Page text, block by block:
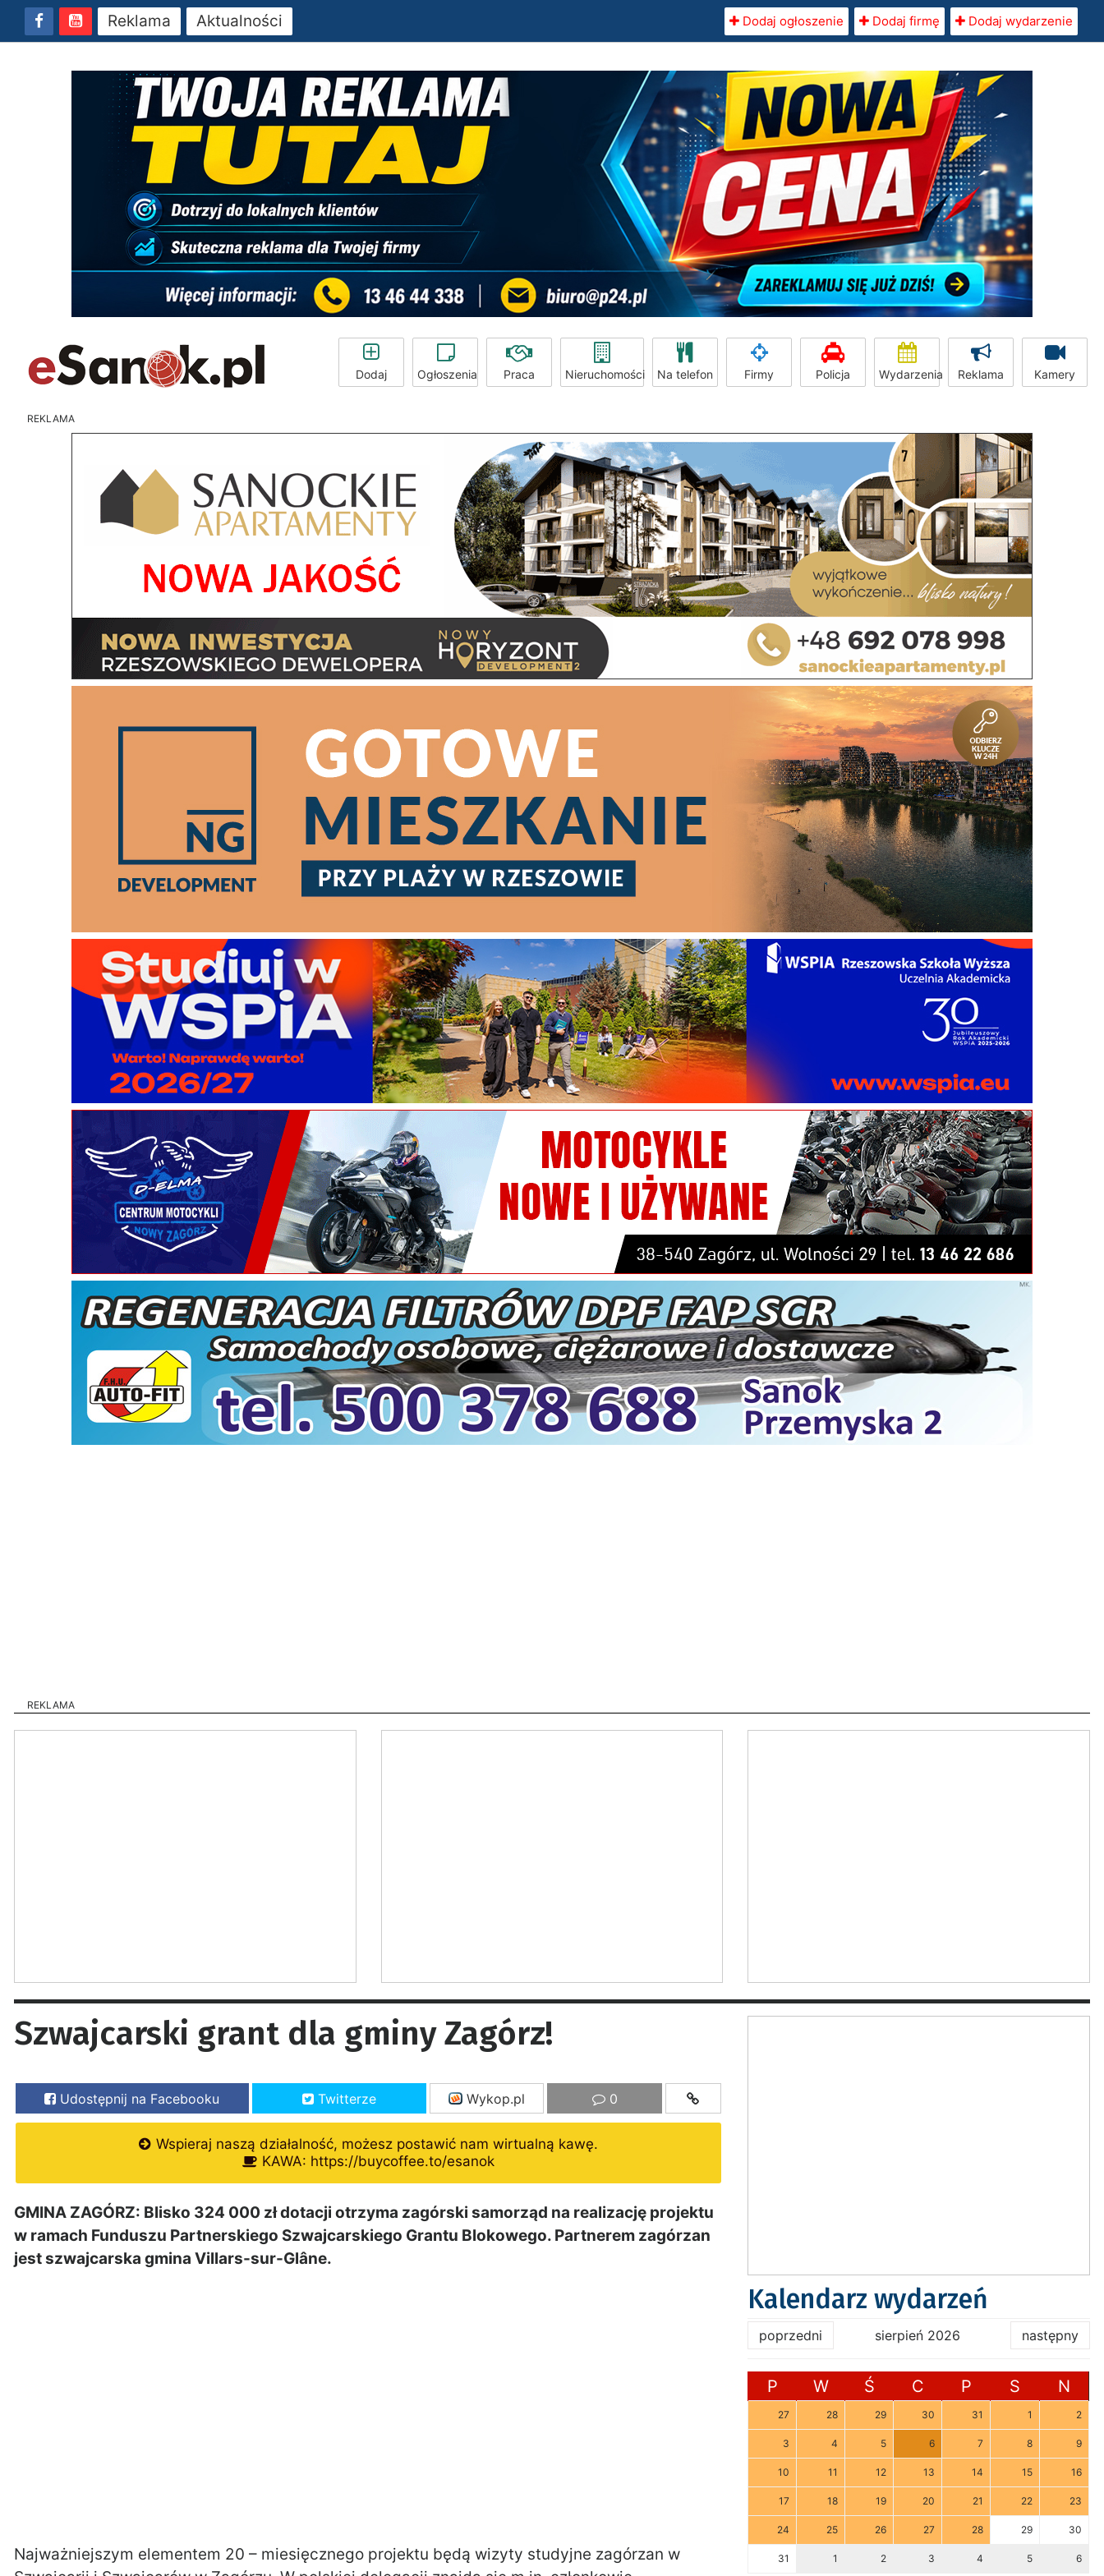
Reklama Aktualności Dodaj ogłoszenie Dodaj firmę Dodaj wydarzenie
Dodaj Ogłoszenia Praca Nieruchomości Na telefon Firmy Policja Wydarzenia Reklama Kamery
REKLAMA
REKLAMA
Szwajcarski grant dla gminy Zagórz!
Udostępnij na Facebooku Twitterze Wykop.pl 0
Wspieraj naszą działalność, możesz postawić nam wirtualną kawę.
KAWA: https://buycoffee.to/esanok
GMINA ZAGÓRZ: Blisko 324 000 zł dotacji otrzyma zagórski samorząd na realizację projektu
w ramach Funduszu Partnerskiego Szwajcarskiego Grantu Blokowego. Partnerem zagórzan
jest szwajcarska gmina Villars-sur-Glâne.
Najważniejszym elementem 20 – miesięcznego projektu będą wizyty studyjne zagórzan w
Kalendarz wydarzeń
poprzedni sierpień 2026 następny
P W Ś C P S N
27 28 29 30 31 1 2
3 4 5 6 7 8 9
10 11 12 13 14 15 16
17 18 19 20 21 22 23
24 25 26 27 28 29 30
31 1 2 3 4 5 6